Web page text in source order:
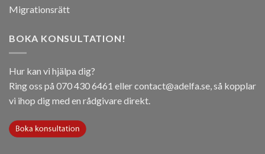
Migrationsrätt
BOKA KONSULTATION!
Hur kan vi hjälpa dig?
Ring oss på 070 430 6461 eller contact@adelfa.se, så kopplar
vi ihop dig med en rådgivare direkt.